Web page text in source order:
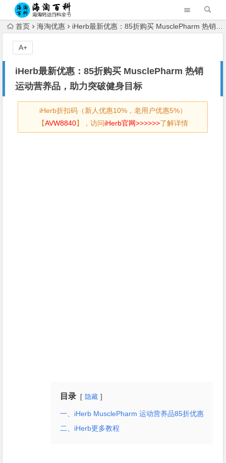
首页 海淘优惠 iHerb最新优惠：85折购买 MusclePharm 热销运动营养品，助力突破健身目标
iHerb最新优惠：85折购买 MusclePharm 热销
运动营养品，助力突破健身目标
iHerb折扣码（新人优惠10%，老用户优惠5%）
【AVW8840】，访问iHerb官网>>>>>>了解详情
A+
目录 隐藏
一、iHerb MusclePharm 运动营养品85折优惠
二、iHerb更多教程